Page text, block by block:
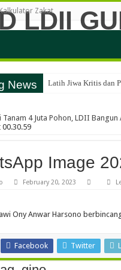
Kalkulator Zakat
News Latih Jiwa Kritis dan
LDII Gunungkidul
LDII Gunungkidul
Festival Anak Sholeh
Generus
FGD LDII
LDII Gunungkidul
Tanam 4 Juta Pohon, LDII
00.30.59
Image
February 20, 2023
Ony Anwar Harsono
Facebook Twitter